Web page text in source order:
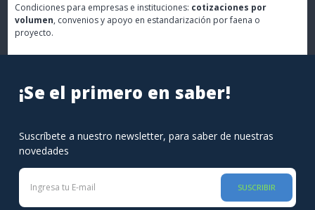
Condiciones para empresas e instituciones: cotizaciones por
volumen, convenios y apoyo en estandarización por faena o
proyecto.
¡Se el primero en saber!
Suscríbete a nuestro newsletter, para saber de nuestras
novedades
SUSCRIBIR